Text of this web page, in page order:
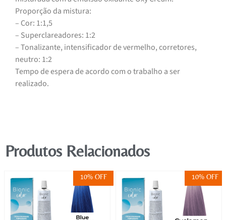
Proporção da mistura:
– Cor: 1:1,5
– Superclareadores: 1:2
– Tonalizante, intensificador de vermelho, corretores,
neutro: 1:2
Tempo de espera de acordo com o trabalho a ser
realizado.
Produtos Relacionados
10% OFF 10% OFF